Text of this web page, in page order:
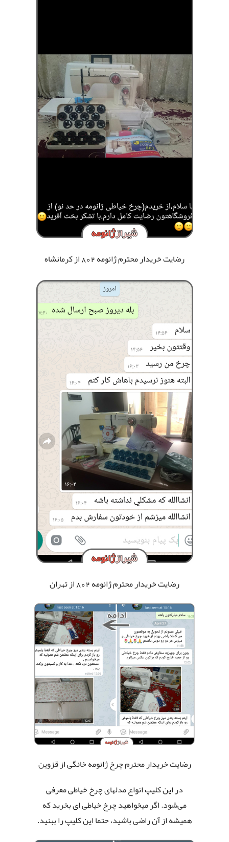
رضایت خریدار محترم ژانومه 802 از کرمانشاه
رضایت خریدار محترم ژانومه 802 از تهران
رضایت خریدار محترم چرخ ژانومه خانگیاز قزوین
در این کلیپ انواع مدلهای چرخ خیاطی معرفی
می‌شود. اگر میخواهید چرخ خیاطی ای بخرید که
همیشه از آن راضی باشید، حتما این کلیپ را ببنید.